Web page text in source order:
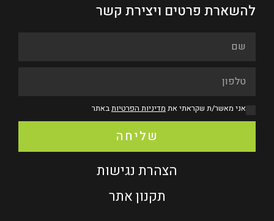
להשארת פרטים ויצירת קשר
אני מאשר/ת שקראתי את מדיניות הפרטיותבאתר
שליחה
הצהרת נגישות
תקנון אתר